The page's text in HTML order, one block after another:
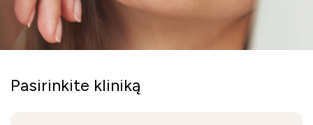
Pasirinkite kliniką